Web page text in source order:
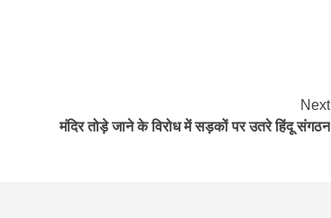
Next
मंदिर तोड़े जाने के विरोध में सड़कों पर उतरे हिंदू संगठन